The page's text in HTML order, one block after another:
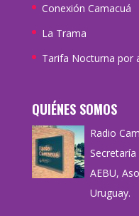
Conexión Camacuá
La Trama
Tarifa Nocturna por
QUIÉNES SOMOS
Radio
AEBU,
Uruguay.